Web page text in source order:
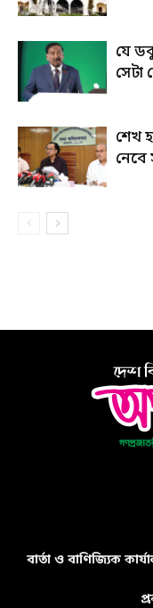
যে
শেখ
বার্তা ও বাণিজ্যিক